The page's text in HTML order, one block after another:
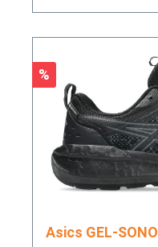
Rabatt
%
Asics GEL-